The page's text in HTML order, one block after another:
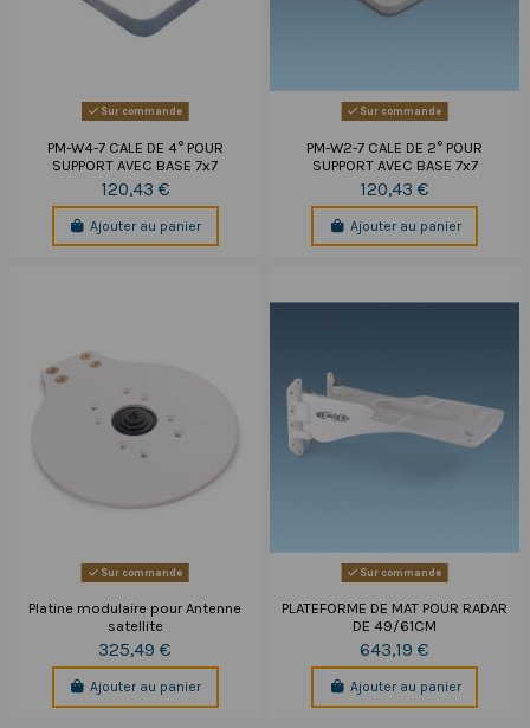
Sur commande
PM-W4-7 CALE DE 4° POUR
SUPPORT AVEC BASE 7x7
120,43 €
Ajouter au panier
Sur commande
PM-W2-7 CALE DE 2° POUR
SUPPORT AVEC BASE 7x7
120,43 €
Ajouter au panier
Sur commande
Platine modulaire pour Antenne
satellite
325,49 €
Ajouter au panier
Sur commande
PLATEFORME DE MAT POUR RADAR
DE 49/61CM
643,19 €
Ajouter au panier